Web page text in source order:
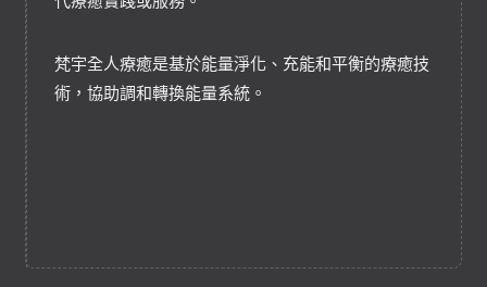
梵宇全人療癒是基於能量淨化、充能和平衡的療癒技
術，協助調和轉換能量系統。